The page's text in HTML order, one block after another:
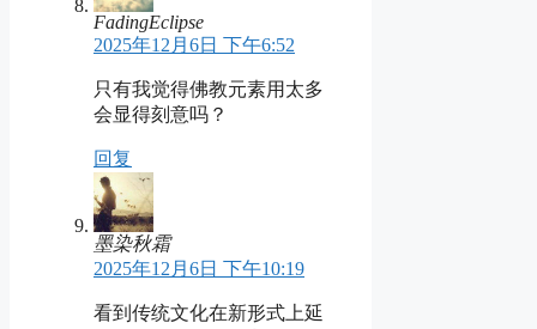
FadingEclipse
2025年12月6日 下午6:52
只有我觉得佛教元素用太多
会显得刻意吗？
回复
墨染秋霜
2025年12月6日 下午10:19
看到传统文化在新形式上延